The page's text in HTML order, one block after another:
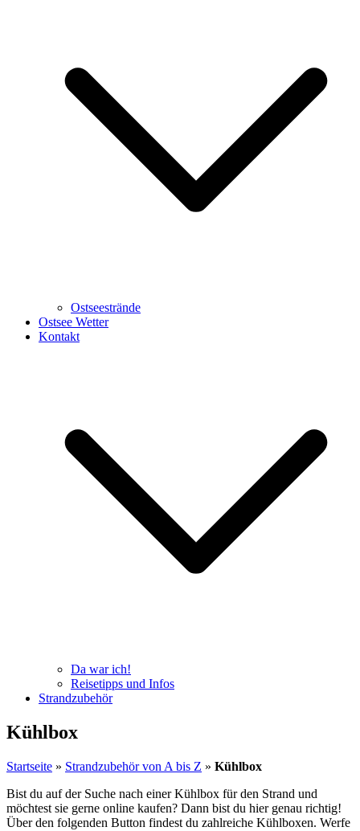
Ostseestrände
Ostsee Wetter
Kontakt
Da war ich!
Reisetipps und Infos
Strandzubehör
Kühlbox
Startseite » Strandzubehör von A bis Z » Kühlbox
Bist du auf der Suche nach einer Kühlbox für den Strand und
möchtest sie gerne online kaufen? Dann bist du hier genau richtig!
Über den folgenden Button findest du zahlreiche Kühlboxen. Werfe